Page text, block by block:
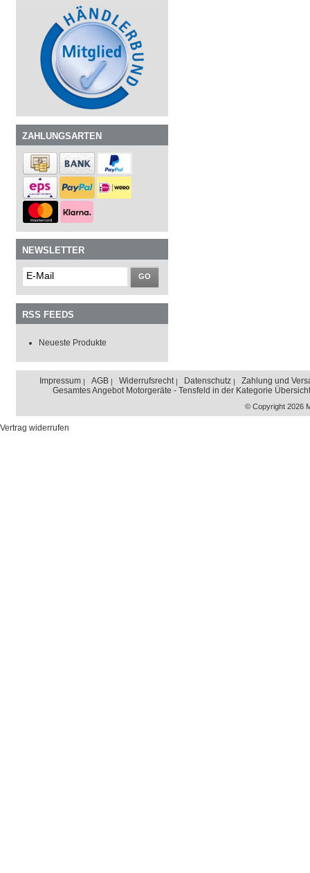
ZAHLUNGSARTEN
NEWSLETTER
GO
RSS FEEDS
Neueste Produkte
Impressum AGB Widerrufsrecht Datenschutz
Zahlung und
Gesamtes Angebot Motorgeräte - Tensfeld in der Kategorie Übersicht
© Copyright 2026
Vertrag widerrufen